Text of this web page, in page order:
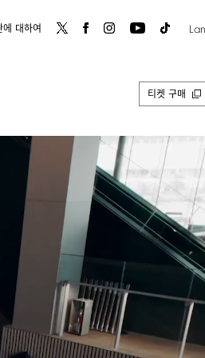
대하여
티켓 구매